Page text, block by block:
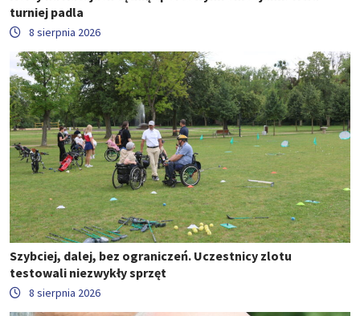
turniej padla
8 sierpnia 2026
Szybciej, dalej, bez ograniczeń. Uczestnicy zlotu
testowali niezwykły sprzęt
8 sierpnia 2026